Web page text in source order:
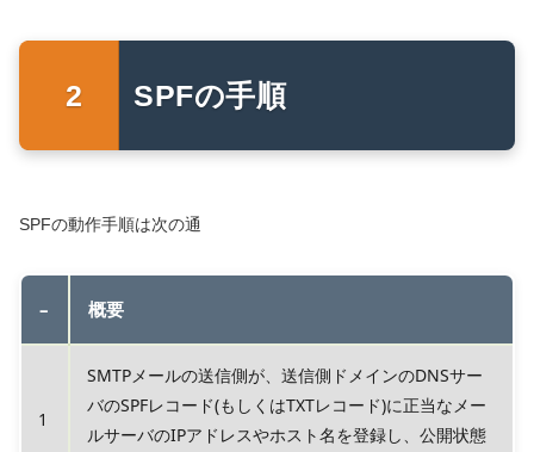
SPFの手順
SPFの動作手順は次の通
– 概要
1
SMTPメールの送信側が、送信側ドメインのDNSサー
バのSPFレコード(もしくはTXTレコード)に正当なメー
ルサーバのIPアドレスやホスト名を登録し、公開状態